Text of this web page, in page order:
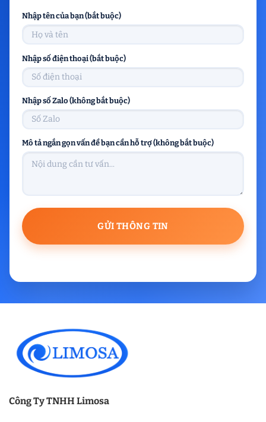
Nhập tên của bạn (bắt buộc)
Nhập số điện thoại (bắt buộc)
Nhập số Zalo (không bắt buộc)
Mô tả ngắn gọn vấn đề bạn cần hỗ trợ (không bắt buộc)
Công Ty TNHH Limosa